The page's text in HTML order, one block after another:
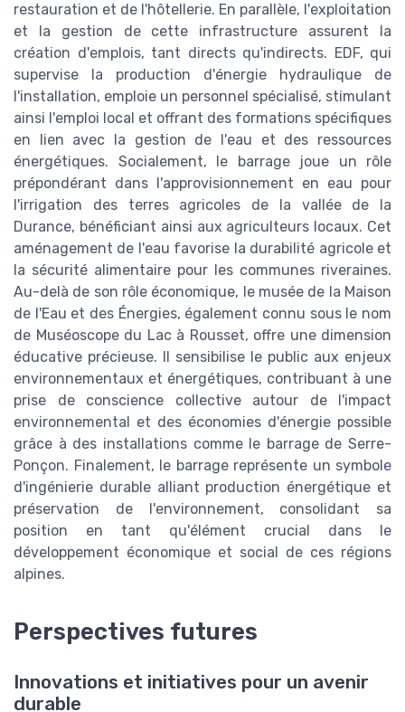
restauration et de l'hôtellerie. En parallèle, l'exploitation
et la gestion de cette infrastructure assurent la
création d'emplois, tant directs qu'indirects. EDF, qui
supervise la production d'énergie hydraulique de
l'installation, emploie un personnel spécialisé, stimulant
ainsi l'emploi local et offrant des formations spécifiques
en lien avec la gestion de l'eau et des ressources
énergétiques. Socialement, le barrage joue un rôle
prépondérant dans l'approvisionnement en eau pour
l'irrigation des terres agricoles de la vallée de la
Durance, bénéficiant ainsi aux agriculteurs locaux. Cet
aménagement de l'eau favorise la durabilité agricole et
la sécurité alimentaire pour les communes riveraines.
Au-delà de son rôle économique, le musée de la Maison
de l'Eau et des Énergies, également connu sous le nom
de Muséoscope du Lac à Rousset, offre une dimension
éducative précieuse. Il sensibilise le public aux enjeux
environnementaux et énergétiques, contribuant à une
prise de conscience collective autour de l'impact
environnemental et des économies d'énergie possible
grâce à des installations comme le barrage de Serre-
Ponçon. Finalement, le barrage représente un symbole
d'ingénierie durable alliant production énergétique et
préservation de l'environnement, consolidant sa
position en tant qu'élément crucial dans le
développement économique et social de ces régions
alpines.
Perspectives futures
Innovations et initiatives pour un avenir
durable